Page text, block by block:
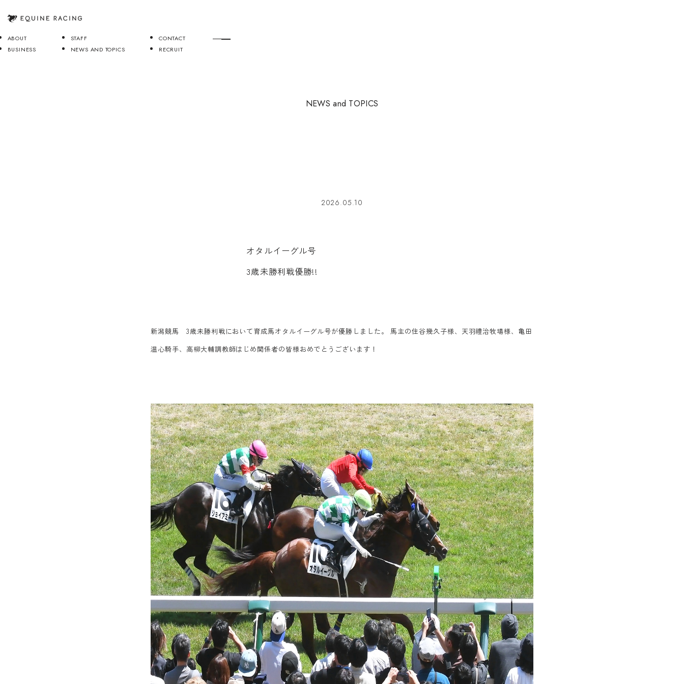
ABOUT
BUSINESS
STAFF
NEWS AND TOPICS
CONTACT
RECRUIT
NEWS and TOPICS
2026.05.10
オタ ルイーグル号
3歳未勝利戦優勝!!
新潟競馬 3歳未勝利戦において育成馬オタルイーグル号が優勝しました。 馬主の住谷幾久子様、天羽禮治牧場様、亀田
温心騎手、高柳大輔調教師はじめ関係者の皆様おめでとうございます！